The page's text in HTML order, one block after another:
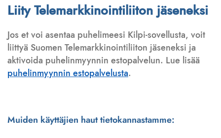
Liity Telemarkkinointiliiton jäseneksi
Jos et voi asentaa puhelimeesi Kilpi-sovellusta, voit
liittyä Suomen Telemarkkinointiliiton jäseneksi ja
aktivoida puhelinmyynnin estopalvelun. Lue lisää
puhelinmyynnin estopalvelusta.
Muiden käyttäjien haut tietokannastamme: